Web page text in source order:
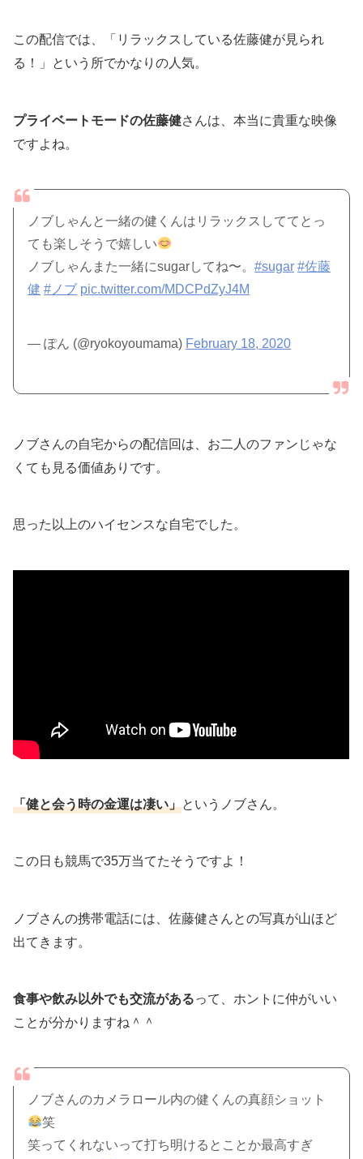
この配信では、「リラックスしている佐藤健が見られ
る！」という所でかなりの人気。
プライベートモードの佐藤健さんは、本当に貴重な映像
ですよね。
ノブしゃんと一緒の健くんはリラックスしててとっ
ても楽しそうで嬉しい
ノブしゃんまた一緒にsugarしてね〜。#sugar #佐藤
健 #ノブ pic.twitter.com/MDCPdZyJ4M
— ぽん (@ryokoyoumama) February 18, 2020
ノブさんの自宅からの配信回は、お二人のファンじゃな
くても見る価値ありです。
思った以上のハイセンスな自宅でした。
「健と会う時の金運は凄い」というノブさん。
この日も競馬で35万当てたそうですよ！
ノブさんの携帯電話には、佐藤健さんとの写真が山ほど
出てきます。
食事や飲み以外でも交流があるって、ホントに仲がいい
ことが分かりますね＾＾
ノブさんのカメラロール内の健くんの真顔ショット
笑
笑ってくれないって打ち明けるとことか最高すぎ